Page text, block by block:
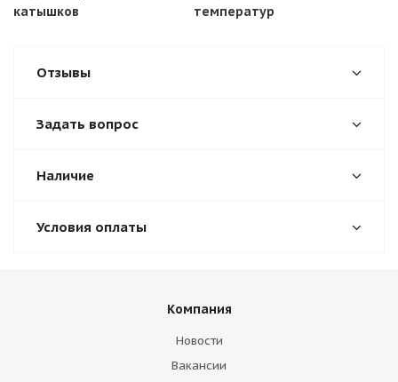
катышков
температур
Отзывы
Задать вопрос
Наличие
Условия оплаты
Компания
Новости
Вакансии